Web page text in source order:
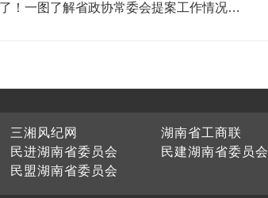
！一图了解省政协常委会提案工作情况报
三湘风纪网 湖南省工商联
民进湖南省委员会
民建湖南省委员会
民盟湖南省委员会